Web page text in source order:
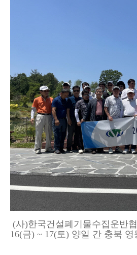
(사)한국건설폐기물수집운반
16(금) ~ 17(토) 양일 간 충북